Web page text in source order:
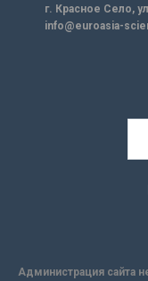
г. Красное Село,
info@euroasia-
Администрация сайта